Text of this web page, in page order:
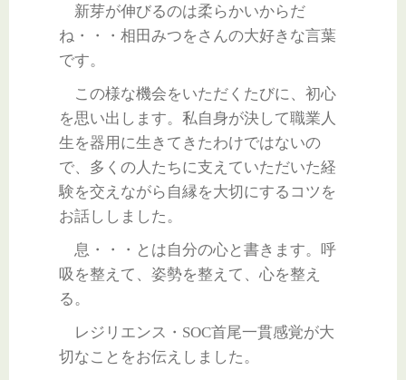
新芽が伸びるのは柔らかいからだ
ね・・・相田みつをさんの大好きな言葉
です。
この様な機会をいただくたびに、初心
を思い出します。私自身が決して職業人
生を器用に生きてきたわけではないの
で、多くの人たちに支えていただいた経
験を交えながら自縁を大切にするコツを
お話ししました。
息・・・とは自分の心と書きます。呼
吸を整えて、姿勢を整えて、心を整え
る。
レジリエンス・SOC首尾一貫感覚が大
切なことをお伝えしました。